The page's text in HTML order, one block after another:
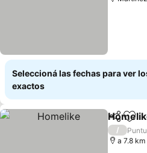
Seleccioná las fechas para ver
exactos
/
a 7.8